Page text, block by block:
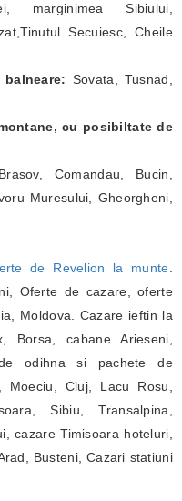
marginimea Sibiului,
Secuiesc, Cheile
Sovata, Tusnad,
cu posibiltate de
Comandau, Bucin,
Muresului, Gheorgheni,
de Revelion la munte
Oferte de cazare, oferte
Moldova. Cazare ieftin la
Borsa, cabane Arieseni,
odihna si pachete de
Moeciu, Cluj, Lacu Rosu,
Sibiu, Transalpina,
cazare Timisoara hoteluri,
Busteni, Cazari statiuni